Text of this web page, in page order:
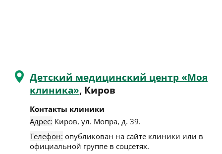
Детский медицинский центр «Моя
клиника», Киров
Контакты клиники
Адрес: Киров, ул. Мопра, д. 39.
Телефон: опубликован на сайте клиники или в
официальной группе в соцсетях.